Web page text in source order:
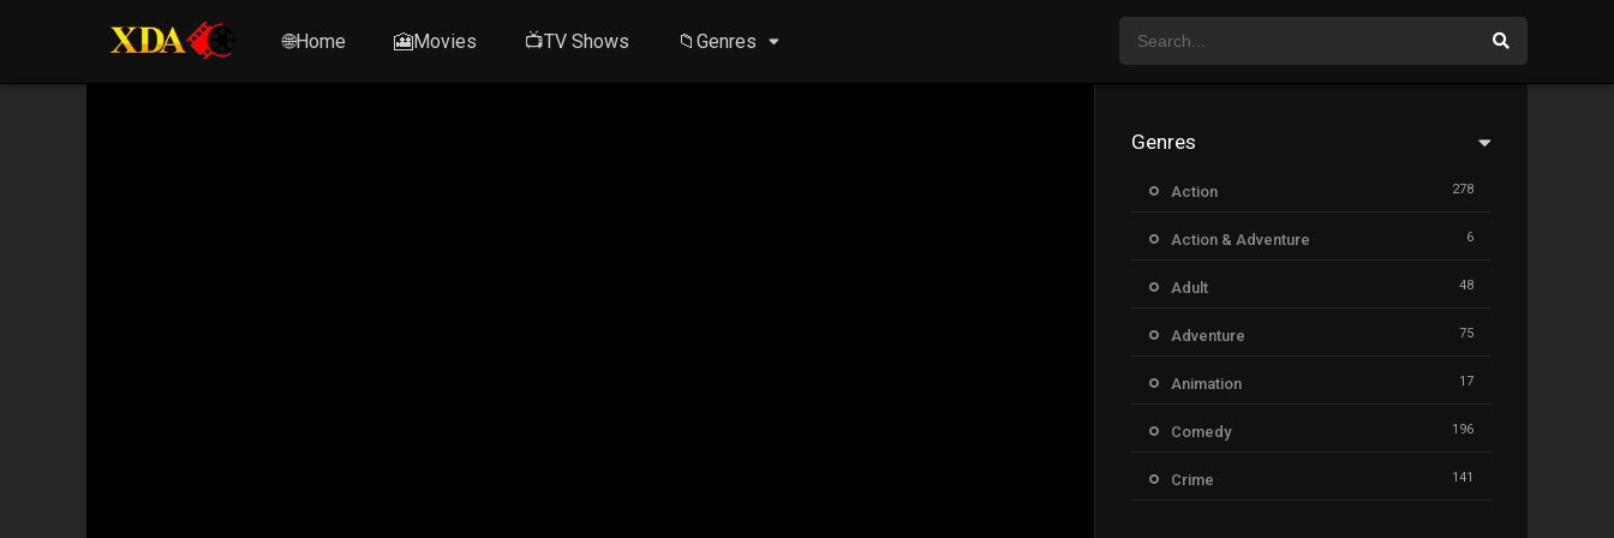
🌐Home 🎦Movies 📺TV Shows 📁Genres
Genres
Action 278
Action & Adventure 6
Adult 48
Adventure 75
Animation 17
Comedy 196
Crime 141